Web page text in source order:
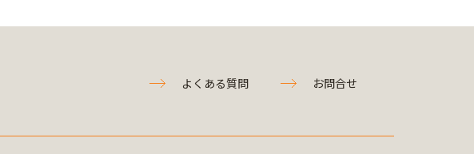
よくある質問 お問合せ